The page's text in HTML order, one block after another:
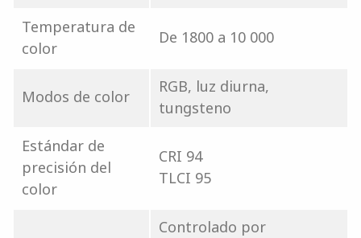
Temperatura de
color
De 1800 a 10 000
Modos de color
RGB, luz diurna,
tungsteno
Estándar de
precisión del
color
CRI 94
TLCI 95
Controlado por